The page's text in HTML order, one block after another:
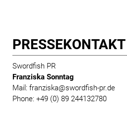
PRESSE­KONTAKT
Swordfish PR
Franziska Sonntag
Mail: franziska@swordfish-pr.de
Phone: +49 (0) 89 244132780